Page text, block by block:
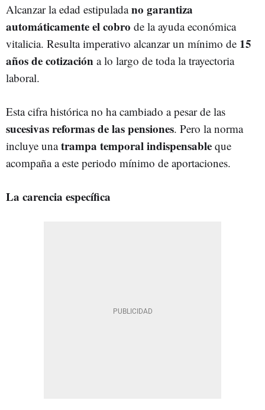
Alcanzar la edad estipuladano garantiza
automáticamente el cobro de la ayuda económica
vitalicia. Resulta imperativo alcanzar un mínimo de 15
años de cotización a lo largo de toda la trayectoria
laboral.
Esta cifra histórica no ha cambiado a pesar de las
sucesivas reformas de las pensiones. Pero la norma
incluye unatrampa temporal indispensable que
acompaña a este periodo mínimo de aportaciones.
La carencia específica